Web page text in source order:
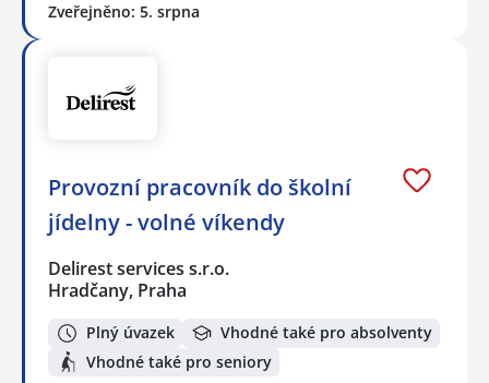
Zveřejněno: 5. srpna
Provozní pracovník do školní
jídelny - volné víkendy
Delirest services s.r.o.
Hradčany, Praha
Plný úvazek
Vhodné také pro absolventy
Vhodné také pro seniory